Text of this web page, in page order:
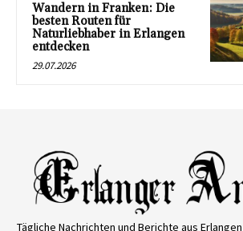
Wandern in Franken: Die
besten Routen für
Naturliebhaber in Erlangen
entdecken
29.07.2026
Tägliche Nachrichten und Berichte aus